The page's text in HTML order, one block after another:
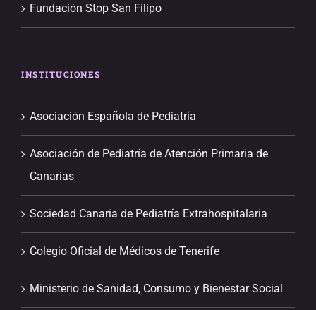
Fundación Stop San Filipo
INSTITUCIONES
Asociación Española de Pediatría
Asociación de Pediatría de Atención Primaria de
Canarias
Sociedad Canaria de Pediatría Extrahospitalaria
Colegio Oficial de Médicos de Tenerife
Ministerio de Sanidad, Consumo y Bienestar Social